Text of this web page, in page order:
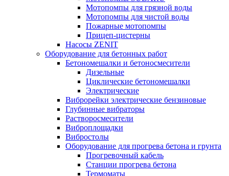
Мотопомпы для грязной воды
Мотопомпы для чистой воды
Пожарные мотопомпы
Прицеп-цистерны
Насосы ZENIT
Оборудование для бетонных работ
Бетономешалки и бетоносмесители
Дизельные
Циклические бетономешалки
Электрические
Виброрейки электрические бензиновые
Глубинные вибраторы
Растворосмесители
Виброплощадки
Вибростолы
Оборудование для прогрева бетона и грунта
Прогревочный кабель
Станции прогрева бетона
Термоматы